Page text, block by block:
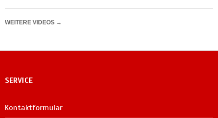
WEITERE VIDEOS →
SERVICE
Kontaktformular